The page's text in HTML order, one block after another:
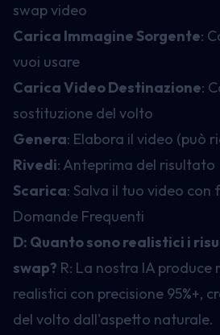
swap video
Carica Immagine Sorgente:
vuoi usare
Carica Video Destinazione:
sostituzione del volto
Genera: Elabora il video (può
Rivedi: Anteprima del risultato
Scarica: Salva il tuo video con
Domande Frequenti
D: Quanto sono realistici i
swap? R: La nostra IA
realistici con precisione 95%+,
del volto dall'aspetto naturale.